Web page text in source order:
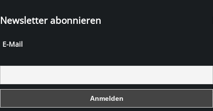
Newsletter abonnieren
E-Mail